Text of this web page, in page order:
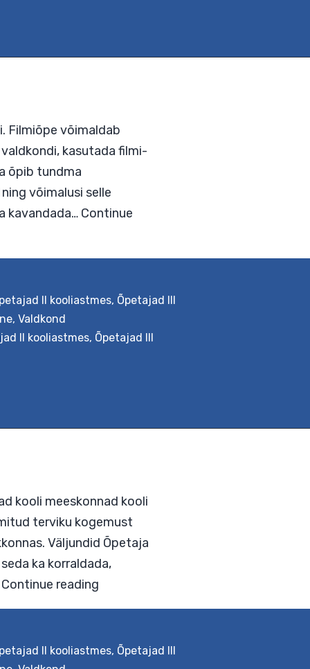
Filmiõpe võimaldab
võtteid ning võimalusi selle
oskab ta kavandada…
II kooliastmes, Õpetajad III
, Valdkond
II kooliastmes, Õpetajad III
kooli meeskonnad kooli
II kooliastmes, Õpetajad III